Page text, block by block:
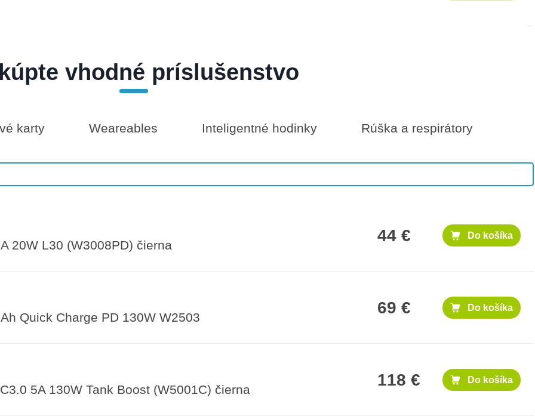
1,000 € Do košíka
vhodné príslušenstvo
karty Weareables Inteligentné hodinky Rúška a respirátory
20W L30 (W3008PD) čierna
44 € Do košíka
Quick Charge PD 130W W2503
69 € Do košíka
5A 130W Tank Boost (W5001C) čierna
118 € Do košíka